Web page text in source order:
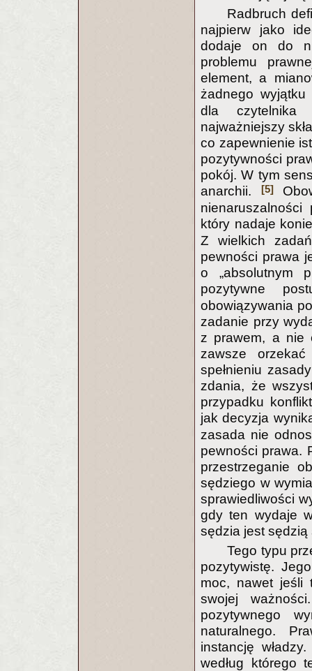
Radbruch
najpierw jako
dodaje on do
problemu
element, a
żadnego
dla czytelnika
najważniejszy
co zapewnienie
pozytywności
pokój. W tym
anarchii.
[5]
który nadaje
Z wielkich
pewności prawa
o „absolutnym
pozytywne
obowiązywania
zadanie przy
z prawem, a nie
zawsze
spełnieniu
zdania, że
przypadku
jak decyzja
zasada nie
pewności prawa.
przestrzeganie
sędziego w
sprawiedliwości
gdy ten wydaje
sędzia jest sędzią
Tego typu
pozytywistę.
moc, nawet jeśli
swojej
pozytywnego
naturalnego.
instancję
według którego